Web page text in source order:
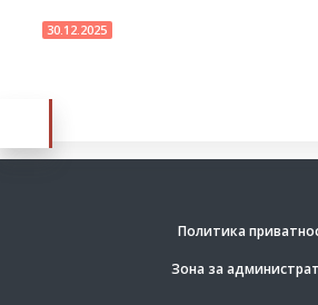
30.12.2025
Политика
Зона за